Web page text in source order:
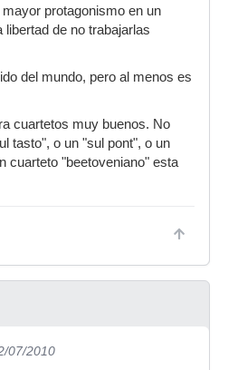
protagonismo en un
de no trabajarlas
del mundo, pero al menos es
cuartetos muy buenos. No
tasto", o un "sul pont", o un
cuarteto "beetoveniano" esta
07/2010